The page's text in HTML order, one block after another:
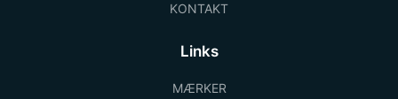
KONTAKT
Links
MÆRKER